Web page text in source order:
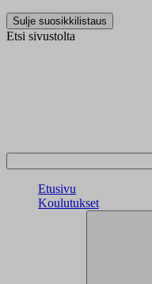
Sulje suosikkilistaus
Etsi sivustolta
Etusivu
Koulutukset